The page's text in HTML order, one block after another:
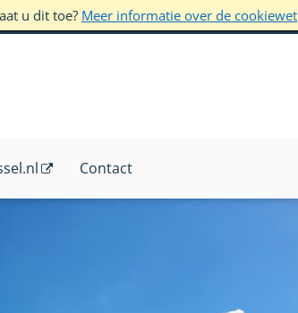
u dit toe? Meer informatie over de cookiewet
Contact